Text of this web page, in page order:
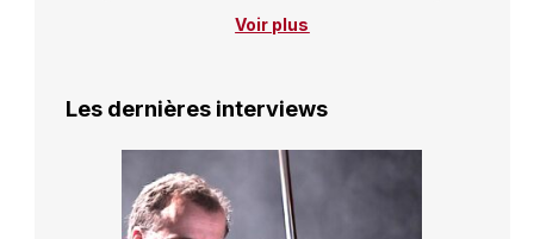
Voir plus
Les dernières interviews